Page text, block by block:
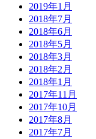
2019年1月
2018年7月
2018年6月
2018年5月
2018年3月
2018年2月
2018年1月
2017年11月
2017年10月
2017年8月
2017年7月